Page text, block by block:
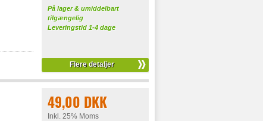
På lager & umiddelbart
tilgængelig
Leveringstid 1-4 dage
Flere detaljer
49,00 DKK
Inkl. 25% Moms